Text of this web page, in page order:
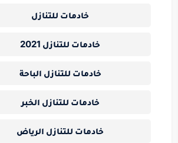
خادمات للتنازل
خادمات للتنازل 2021
خادمات للتنازل الباحة
خادمات للتنازل الخبر
خادمات للتنازل الرياض